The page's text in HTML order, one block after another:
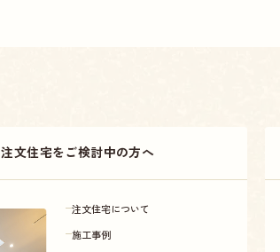
注文住宅をご検討中の方へ
注文住宅について
施工事例